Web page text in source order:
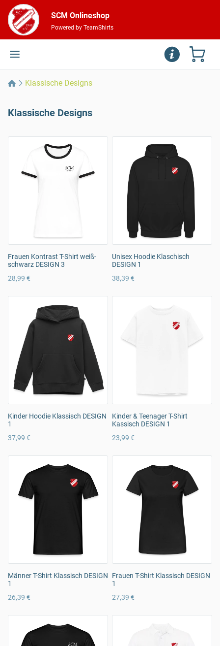
SCM Onlineshop
Powered by TeamShirts
Klassische Designs
Klassische Designs
Frauen Kontrast T-Shirt weiß-
schwarz DESIGN 3
28,99 €
Unisex Hoodie Klaschisch
DESIGN 1
38,39 €
Kinder Hoodie Klassisch DESIGN
1
37,99 €
Kinder & Teenager T-Shirt
Kassisch DESIGN 1
23,99 €
Männer T-Shirt Klassisch DESIGN
1
26,39 €
Frauen T-Shirt Klassisch DESIGN
1
27,39 €